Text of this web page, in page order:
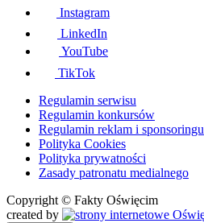
Instagram
LinkedIn
YouTube
TikTok
Regulamin serwisu
Regulamin konkursów
Regulamin reklam i sponsoringu
Polityka Cookies
Polityka prywatności
Zasady patronatu medialnego
Copyright © Fakty Oświęcim
created by